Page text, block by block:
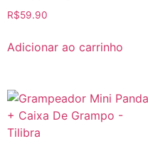
R$59.90
Adicionar ao carrinho